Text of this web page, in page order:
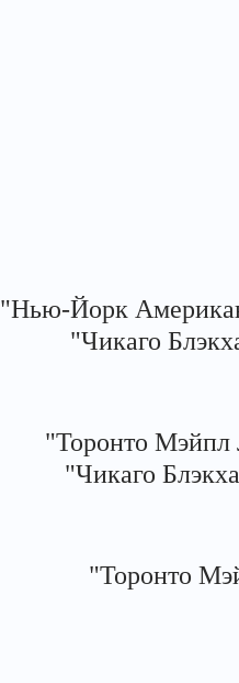
"Нью-Йорк
"Чикаго
"Торонто
"Чикаго
"Торонто